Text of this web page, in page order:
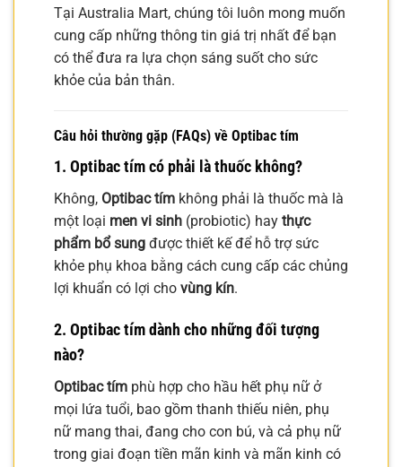
Tại Australia Mart, chúng tôi luôn mong muốn
cung cấp những thông tin giá trị nhất để bạn
có thể đưa ra lựa chọn sáng suốt cho sức
khỏe của bản thân.
Câu hỏi thường gặp (FAQs) về Optibac tím
1. Optibac tím có phải là thuốc không?
Không, Optibac tím không phải là thuốc mà là
một loại men vi sinh (probiotic) hay thực
phẩm bổ sung được thiết kế để hỗ trợ sức
khỏe phụ khoa bằng cách cung cấp các chủng
lợi khuẩn có lợi cho vùng kín.
2. Optibac tím dành cho những đối tượng
nào?
Optibac tím phù hợp cho hầu hết phụ nữ ở
mọi lứa tuổi, bao gồm thanh thiếu niên, phụ
nữ mang thai, đang cho con bú, và cả phụ nữ
trong giai đoạn tiền mãn kinh và mãn kinh có